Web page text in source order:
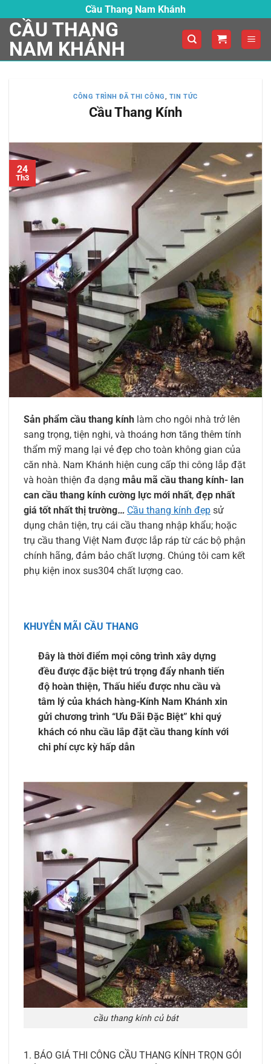
to
content
Cầu Thang Nam Khánh
CẦU THANG
NAM KHÁNH
CÔNG TRÌNH ĐÃ THI CÔNG, TIN TỨC
Cầu Thang Kính
24
Th3
Sản phẩm cầu thang kính làm cho ngôi nhà trở lên
sang trọng, tiện nghi, và thoáng hơn tăng thêm tính
thẩm mỹ mang lại vẻ đẹp cho toàn không gian của
căn nhà. Nam Khánh hiện cung cấp thi công lắp đặt
và hoàn thiện đa dạng mẫu mã cầu thang kính- lan
can cầu thang kính cường lực mới nhất, đẹp nhất
giá tốt nhất thị trường… Cầu thang kính đẹp sử
dụng chân tiện, trụ cái cầu thang nhập khẩu; hoặc
trụ cầu thang Việt Nam được lắp ráp từ các bộ phận
chính hãng, đảm bảo chất lượng. Chúng tôi cam kết
phụ kiện inox sus304 chất lượng cao.
KHUYỄN MÃI CẦU THANG
Đây là thời điểm mọi công trình xây dựng
đều được đặc biệt trú trọng đẩy nhanh tiến
độ hoàn thiện, Thấu hiểu được nhu cầu và
tâm lý của khách hàng-Kính Nam Khánh xin
gửi chương trình “Ưu Đãi Đặc Biệt” khi quý
khách có nhu cầu lắp đặt cầu thang kính với
chi phí cực kỳ hấp dẫn
cầu thang kính củ bát
1. BÁO GIÁ THI CÔNG CẦU THANG KÍNH TRỌN GÓI